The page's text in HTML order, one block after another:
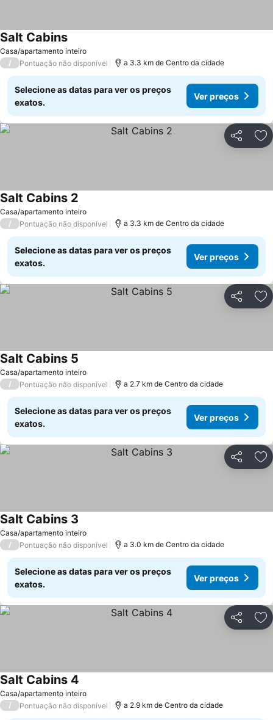
Casa/apartamento inteiro
Salt Cabins
/ Pontuação não disponível a 3.3 km de Centro da cidade
Selecione as datas para ver os preços
exatos.
Ver preços
Partilhar
Casa/apartamento inteiro
Salt Cabins 2
/ Pontuação não disponível a 3.3 km de Centro da cidade
Selecione as datas para ver os preços
exatos.
Ver preços
Partilhar
Casa/apartamento inteiro
Salt Cabins 5
/ Pontuação não disponível a 2.7 km de Centro da cidade
Selecione as datas para ver os preços
exatos.
Ver preços
Partilhar
Casa/apartamento inteiro
Salt Cabins 3
/ Pontuação não disponível a 3.0 km de Centro da cidade
Selecione as datas para ver os preços
exatos.
Ver preços
Partilhar
Casa/apartamento inteiro
Salt Cabins 4
/ Pontuação não disponível a 2.9 km de Centro da cidade